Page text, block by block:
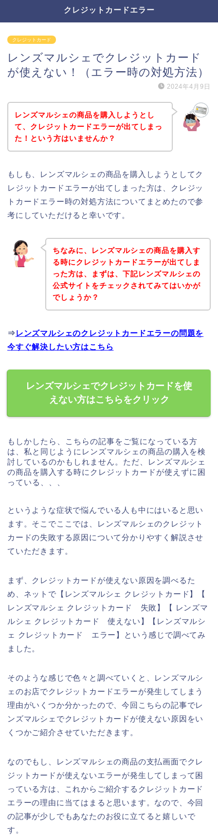
クレジットカードエラー
クレジットカード
レンズマルシェでクレジットカード
が使えない！（エラー時の対処方法）
2024年4月9日
レンズマルシェの商品を購入しようとし
て、クレジットカードエラーが出てしまっ
た！という方はいませんか？
もしも、レンズマルシェの商品を購入しようとしてク
レジットカードエラーが出てしまった方は、クレジッ
トカードエラー時の対処方法についてまとめたので参
考にしていただけると幸いです。
ちなみに、レンズマルシェの商品を購入す
る時にクレジットカードエラーが出てしま
った方は、まずは、下記レンズマルシェの
公式サイトをチェックされてみてはいかが
でしょうか？
⇒ レンズマルシェのクレジットカードエラーの問題を
今すぐ解決したい方はこちら
レンズマルシェでクレジットカードを使
えない方はこちらをクリック
もしかしたら、こちらの記事をご覧になっている方
は、私と同じようにレンズマルシェの商品の購入を検
討しているのかもしれません。ただ、レンズマルシェ
の商品を購入する時にクレジットカードが使えずに困
っている、、、
というような症状で悩んでいる人も中にはいると思い
ます。そこでここでは、レンズマルシェのクレジット
カードの失敗する原因について分かりやすく解説させ
ていただきます。
まず、クレジットカードが使えない原因を調べるた
め、ネットで【レンズマルシェ クレジットカード】【
レンズマルシェ クレジットカード 失敗】【 レンズマ
ルシェ クレジットカード 使えない】【レンズマルシ
ェ クレジットカード エラー】という感じで調べてみ
ました。
そのような感じで色々と調べていくと、レンズマルシ
ェのお店でクレジットカードエラーが発生してしまう
理由がいくつか分かったので、今回こちらの記事でレ
ンズマルシェでクレジットカードが使えない原因をい
くつかご紹介させていただきます。
なのでもし、レンズマルシェの商品の支払画面でクレ
ジットカードが使えないエラーが発生してしまって困
っている方は、これからご紹介するクレジットカード
エラーの理由に当てはまると思います。なので、今回
の記事が少しでもあなたのお役に立てると嬉しいで
す。